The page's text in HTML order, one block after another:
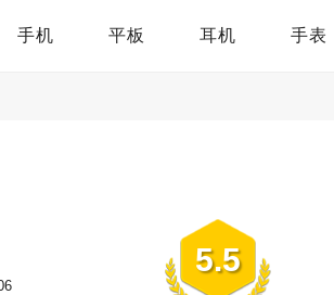
手机 平板 耳机 手表
5.5